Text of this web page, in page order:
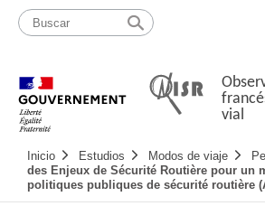
Pasar
contenido
Mapa
web
vial
Navigation
principale
Inicio Estudios Modos de viaje
des Enjeux de Sécurité Routière pour un
politiques publiques de sécurité routière